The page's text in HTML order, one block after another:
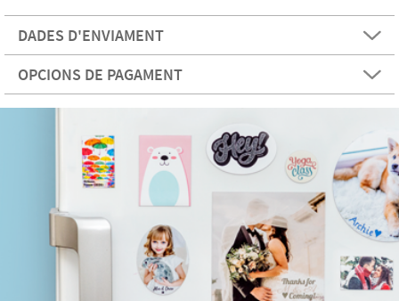
DADES D'ENVIAMENT
OPCIONS DE PAGAMENT